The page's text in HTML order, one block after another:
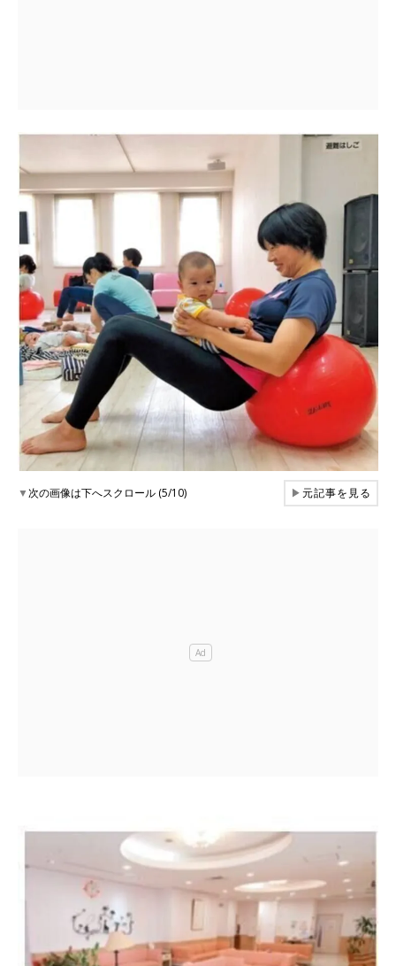
▼次の画像は下へスクロール (5/10) ▶元記事を見る